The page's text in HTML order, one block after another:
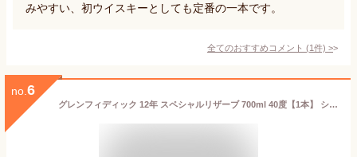
みやすい、初ウイスキーとしても定番の一本です。
全てのおすすめコメント (1件) >
no. 6
グレンフィディック 12年 スペシャルリザーブ 700ml 40度【1本】 シングルモルト ウィスキー whisky スコッチ グレンフィディック蒸溜所